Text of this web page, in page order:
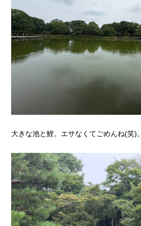
大きな池と鯉。エサなくてごめんね(笑)。